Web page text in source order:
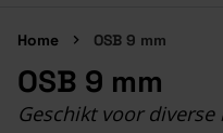
Home OSB 9 mm
OSB 9 mm
Geschikt voor